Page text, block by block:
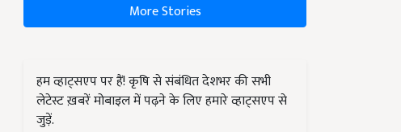
More Stories
हम व्हाट्सएप पर हैं! कृषि से संबंधित देशभर की सभी
लेटेस्ट ख़बरें मोबाइल में पढ़ने के लिए हमारे व्हाट्सएप से
जुड़ें.